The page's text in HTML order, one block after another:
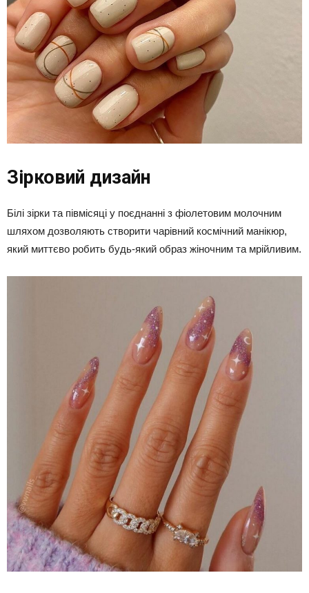
Зірковий дизайн
Білі зірки та півмісяці у поєднанні з фіолетовим молочним
шляхом дозволяють створити чарівний космічний манікюр,
який миттєво робить будь-який образ жіночним та мрійливим.